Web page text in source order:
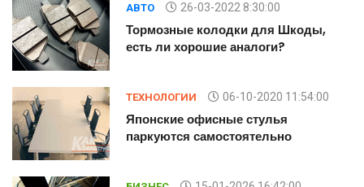
АВТО 26-03-2022 8:30:00
Тормозные колодки для Шкоды,
есть ли хорошие аналоги?
ТЕХНОЛОГИИ 06-10-2020 11:54:00
Японские офисные стулья
паркуются самостоятельно